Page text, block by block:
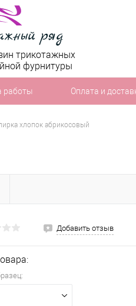
трикотажных
фурнитуры
работы Оплата и
хлопок абрикосовый
Добавить отзыв